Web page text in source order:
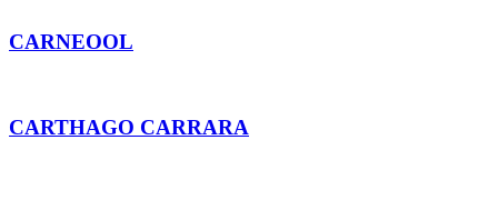
CARNEOOL
CARTHAGO CARRARA